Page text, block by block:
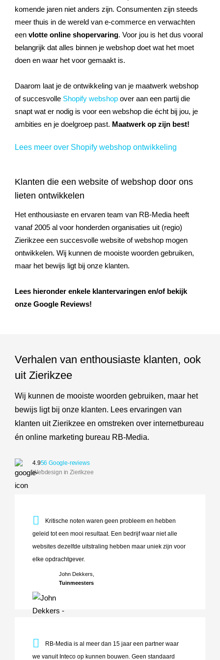
komende jaren niet anders zijn. Consumenten zijn steeds
meer thuis in de wereld van e-commerce en verwachten
een vlotte online shopervaring. Voor jou is het dus vooral
belangrijk dat alles binnen je webshop doet wat het moet
doen en waar het voor gemaakt is.
Daarom laat je de ontwikkeling van je maatwerk webshop
of succesvolle Shopify webshop over aan een partij die
snapt wat er nodig is voor een webshop die écht bij jou, je
ambities en je doelgroep past. Maatwerk op zijn best!
Lees meer over Shopify webshop ontwikkeling
Klanten die een website of webshop door ons
lieten ontwikkelen
Het enthousiaste en ervaren team van RB-Media heeft
vanaf 2005 al voor honderden organisaties uit (regio)
Zierikzee een succesvolle website of webshop mogen
ontwikkelen. Wij kunnen de mooiste woorden gebruiken,
maar het bewijs ligt bij onze klanten.
Lees hieronder enkele klantervaringen en/of bekijk
onze Google Reviews!
Verhalen van enthousiaste klanten, ook
uit Zierikzee
Wij kunnen de mooiste woorden gebruiken, maar het
bewijs ligt bij onze klanten. Lees ervaringen van
klanten uit Zierikzee en omstreken over internetbureau
én online marketing bureau RB-Media.
4.956 Google-reviews
Webdesign in Zierikzee
John Dekkers,
Tuinmeesters
Kritische noten waren geen probleem en hebben
geleid tot een mooi resultaat. Een bedrijf waar niet alle
websites dezelfde uitstraling hebben maar uniek zijn voor
elke opdrachtgever.
Kritische noten waren geen probleem en hebben geleid
RB-Media is al meer dan 15 jaar een partner waar
we vanuit Inteco op kunnen bouwen. Geen standaard
RB-Media is al meer dan 15 jaar een partner waar we